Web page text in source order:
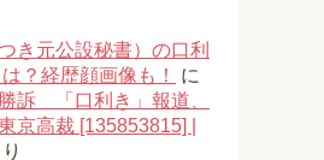
き元公設秘書）の口利
？経歴顔画像も！
に
訴 「口利き」報道、
高裁 [135853815] |